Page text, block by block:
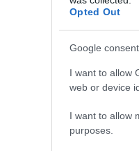
Opted Out
Google
I want to allow
web or device
I want to allow
purposes.